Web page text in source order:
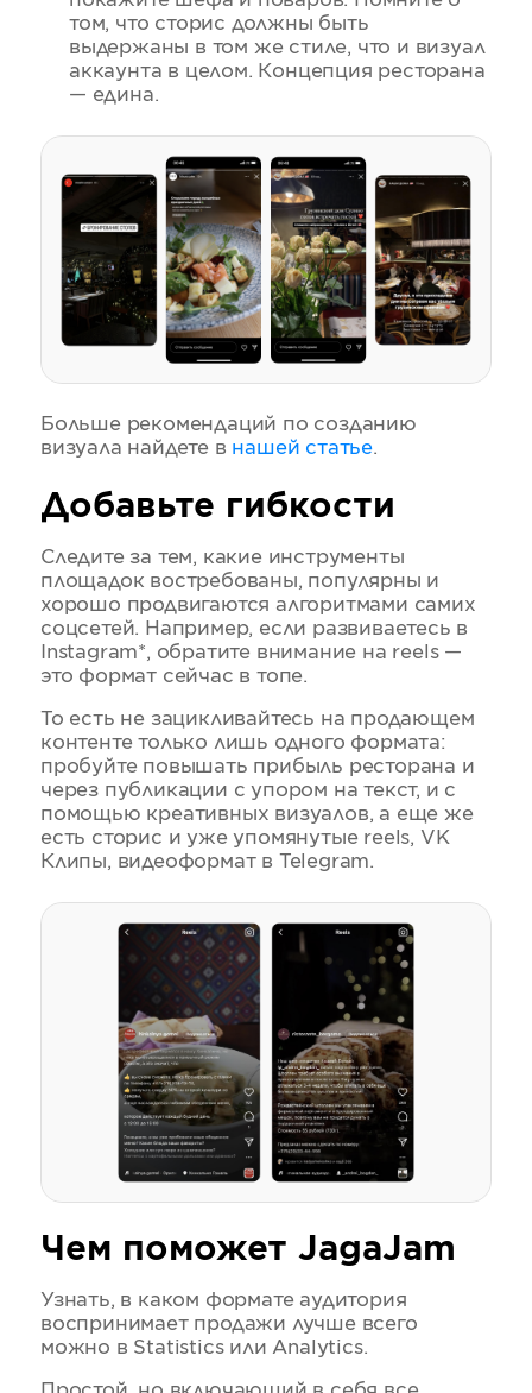
том, что сторис должны быть
выдержаны в том же стиле, что и визуал
аккаунта в целом. Концепция ресторана
— едина.
Больше рекомендаций по созданию
визуала найдете в нашей статье.
Добавьте гибкости
Следите за тем, какие инструменты
площадок востребованы, популярны и
хорошо продвигаются алгоритмами самих
соцсетей. Например, если развиваетесь в
Instagram*, обратите внимание на reels —
это формат сейчас в топе.
То есть не зацикливайтесь на продающем
контенте только лишь одного формата:
пробуйте повышать прибыль ресторана и
через публикации с упором на текст, и с
помощью креативных визуалов, а еще же
есть сторис и уже упомянутые reels, VK
Клипы, видеоформат в Telegram.
Чем поможет JagaJam
Узнать, в каком формате аудитория
воспринимает продажи лучше всего
можно в Statistics или Analytics.